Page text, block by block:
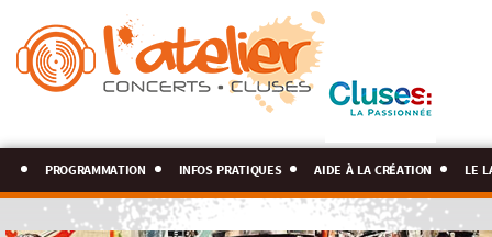
programmation infos pratiques aide à la création le